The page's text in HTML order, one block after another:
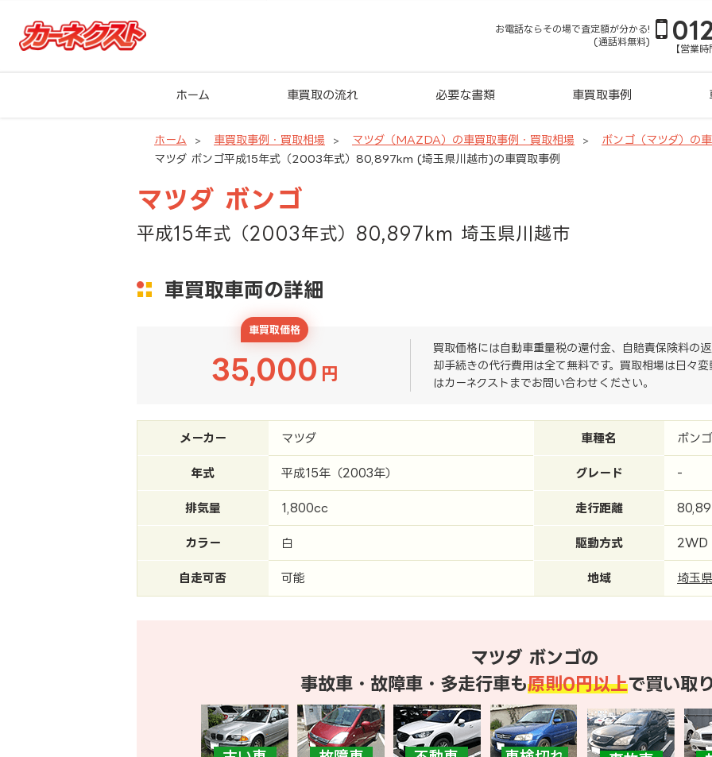
お電話ならその場で査定額が分かる!
(通話料無料)
【営業
ホーム 車買取の流れ 必要な書類 車買取事例
ホーム 車買取事例・買取相場 マツダ（MAZDA）の車買取事例・買取相場
ボンゴ（マツダ）の
マツダ ボンゴ平成15年式（2003年式）80,897km (埼玉県川越市)の車買取事例
マツダ ボンゴ
平成15年式（2003年式）80,897km 埼玉県川越市
車買取車両の詳細
車買取価格
35,000 円
買取価格には自動車重量税の還付金、自賠責保険料の
却手続きの代行費用は全て無料です。買取相場は日々
はカーネクストまでお問い合わせください。
メーカー マツダ 車種名 ボンゴ
年式 平成15年（2003年） グレード -
排気量 1,800cc 走行距離
カラー 白 駆動方式 2WD
自走可否 可能 地域 埼玉県
マツダ ボンゴの
事故車・故障車・多走行車も原則0円以上で買い取